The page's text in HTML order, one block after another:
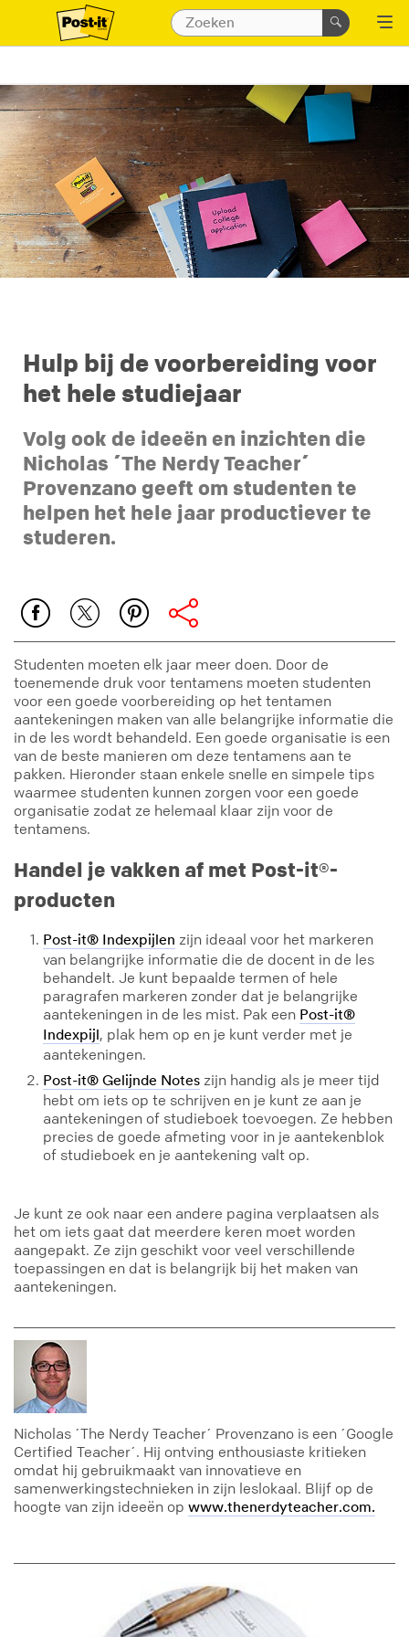
Hulp bij de voorbereiding voor
het hele studiejaar
Volg ook de ideeën en inzichten die
Nicholas ´The Nerdy Teacher´
Provenzano geeft om studenten te
helpen het hele jaar productiever te
studeren.
Studenten moeten elk jaar meer doen. Door de
toenemende druk voor tentamens moeten studenten
voor een goede voorbereiding op het tentamen
aantekeningen maken van alle belangrijke informatie die
in de les wordt behandeld. Een goede organisatie is een
van de beste manieren om deze tentamens aan te
pakken. Hieronder staan enkele snelle en simpele tips
waarmee studenten kunnen zorgen voor een goede
organisatie zodat ze helemaal klaar zijn voor de
tentamens.
Handel je vakken af met Post-it®-
producten
Post-it® Indexpijlen zijn ideaal voor het markeren
van belangrijke informatie die de docent in de les
behandelt. Je kunt bepaalde termen of hele
paragrafen markeren zonder dat je belangrijke
aantekeningen in de les mist. Pak een Post-it®
Indexpijl, plak hem op en je kunt verder met je
aantekeningen.
Post-it® Gelijnde Notes zijn handig als je meer tijd
hebt om iets op te schrijven en je kunt ze aan je
aantekeningen of studieboek toevoegen. Ze hebben
precies de goede afmeting voor in je aantekenblok
of studieboek en je aantekening valt op.
Je kunt ze ook naar een andere pagina verplaatsen als
het om iets gaat dat meerdere keren moet worden
aangepakt. Ze zijn geschikt voor veel verschillende
toepassingen en dat is belangrijk bij het maken van
aantekeningen.
Nicholas ´The Nerdy Teacher´ Provenzano is een ´Google
Certified Teacher´. Hij ontving enthousiaste kritieken
omdat hij gebruikmaakt van innovatieve en
samenwerkingstechnieken in zijn leslokaal. Blijf op de
hoogte van zijn ideeën op www.thenerdyteacher.com.